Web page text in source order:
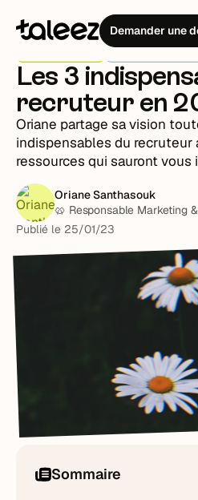
Demander une
Blog Stratégie RH Les 3
Bretzel du
Les 3
recruteur en
Oriane partage sa vision
indispensables du recruteur
ressources qui sauront vous
Oriane Santhasouk
🥨 Responsable Marketing
Publié le 25/01/23
Sommaire